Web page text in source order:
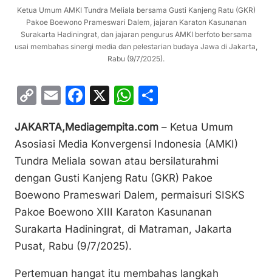
Ketua Umum AMKI Tundra Meliala bersama Gusti Kanjeng Ratu (GKR)
Pakoe Boewono Prameswari Dalem, jajaran Karaton Kasunanan
Surakarta Hadiningrat, dan jajaran pengurus AMKI berfoto bersama
usai membahas sinergi media dan pelestarian budaya Jawa di Jakarta,
Rabu (9/7/2025).
C
p
y
Li
n
k
E
ai
l
F
c
e
b
o
o
k
X
W
at
s
A
p
p
ar
e
JAKARTA,Mediagempita.com – Ketua Umum
Asosiasi Media Konvergensi Indonesia (AMKI)
Tundra Meliala sowan atau bersilaturahmi
dengan Gusti Kanjeng Ratu (GKR) Pakoe
Boewono Prameswari Dalem, permaisuri SISKS
Pakoe Boewono XIII Karaton Kasunanan
Surakarta Hadiningrat, di Matraman, Jakarta
Pusat, Rabu (9/7/2025).
Pertemuan hangat itu membahas langkah